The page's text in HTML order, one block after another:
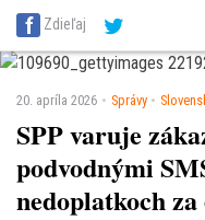
SITA Energetika
SITA Potravinárstvo
Zdieľaj
20. apríla 2026 Správy
SPP varuje
podvodnými
nedoplatkoch